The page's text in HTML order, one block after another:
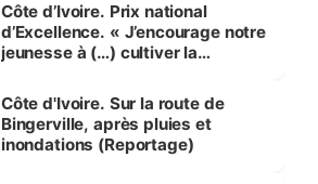
Côte d’Ivoire. Prix national
d’Excellence. « J’encourage notre
jeunesse à (…) cultiver la
(Alassane Ouattara
Côte d'Ivoire. Sur la route de
Bingerville, après pluies et
inondations (Reportage)